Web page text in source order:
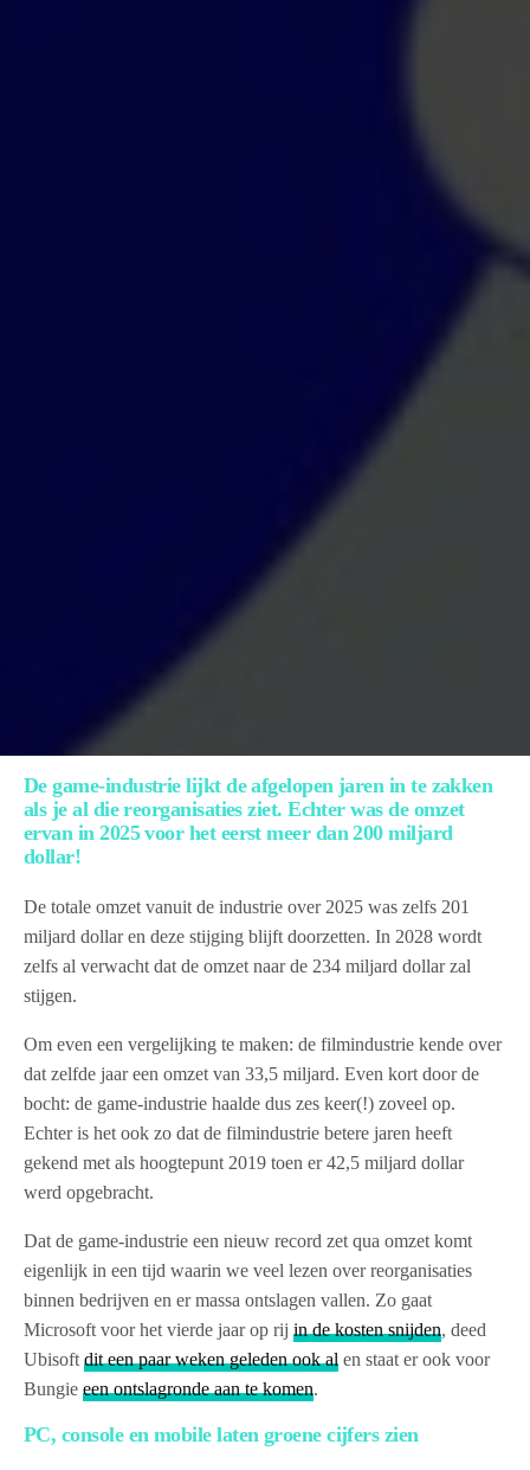
De game-industrie lijkt de afgelopen jaren in te zakken
als je al die reorganisaties ziet. Echter was de omzet
ervan in 2025 voor het eerst meer dan 200 miljard
dollar!
De totale omzet vanuit de industrie over 2025 was zelfs 201
miljard dollar en deze stijging blijft doorzetten. In 2028 wordt
zelfs al verwacht dat de omzet naar de 234 miljard dollar zal
stijgen.
Om even een vergelijking te maken: de filmindustrie kende over
dat zelfde jaar een omzet van 33,5 miljard. Even kort door de
bocht: de game-industrie haalde dus zes keer(!) zoveel op.
Echter is het ook zo dat de filmindustrie betere jaren heeft
gekend met als hoogtepunt 2019 toen er 42,5 miljard dollar
werd opgebracht.
Dat de game-industrie een nieuw record zet qua omzet komt
eigenlijk in een tijd waarin we veel lezen over reorganisaties
binnen bedrijven en er massa ontslagen vallen. Zo gaat
Microsoft voor het vierde jaar op rijin de kosten snijden, deed
Ubisoftdit een paar weken geleden ook al en staat er ook voor
Bungieeen ontslagronde aan te komen.
PC, console en mobile laten groene cijfers zien